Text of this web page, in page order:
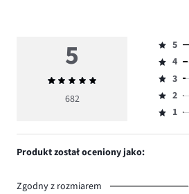
5
Średnia
ocena
682
Ocena
5,
ilość
głosów
598.
5
Ocena
4,
ilość
głosów
4
Ocena
3,
ilość
3
Ocena
2,
2
Ocena
1,
1
Produkt został oceniony jako:
Zgodny z rozmiarem